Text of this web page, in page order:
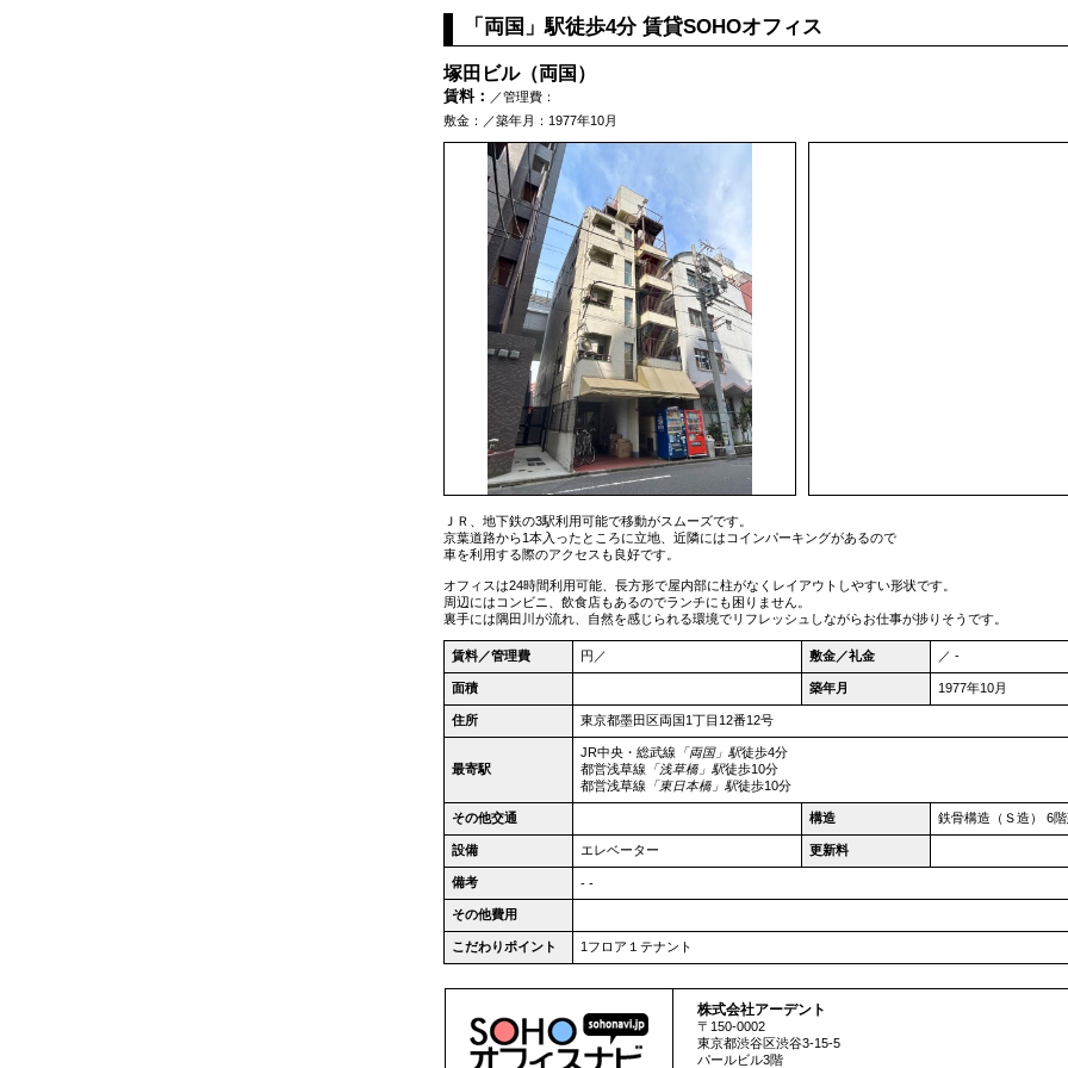
「両国」駅徒歩4分 賃貸SOHOオフィス
塚田ビル（両国）
賃料：
／管理費：
敷金：／築年月：1977年10月
ＪＲ、地下鉄の3駅利用可能で移動がスムーズです。
京葉道路から1本入ったところに立地、近隣にはコインパーキングがあるので
車を利用する際のアクセスも良好です。
オフィスは24時間利用可能、長方形で屋内部に柱がなくレイアウトしやすい形状です。
周辺にはコンビニ、飲食店もあるのでランチにも困りません。
裏手には隅田川が流れ、自然を感じられる環境でリフレッシュしながらお仕事が捗りそうです。
賃料／管理費 円／ 敷金／礼金 ／ -
面積 築年月 1977年10月
住所 東京都墨田区 両国1丁目12番12号
最寄駅
JR中央・総武線 「両国」駅徒歩4分
都営浅草線 「浅草橋」駅徒歩10分
都営浅草線 「東日本橋」駅徒歩10分
その他交通 構造 鉄骨構造（Ｓ造） 6
設備 エレベーター 更新料
備考 - -
その他費用
こだわりポイント 1フロア１テナント
株式会社アーデント
〒150-0002
東京都渋谷区渋谷3-15-5
パールビル3階